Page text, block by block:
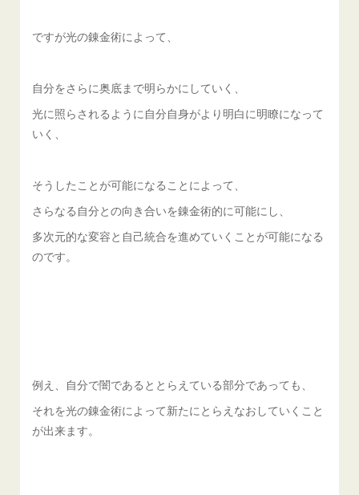
ですが光の錬金術によって、
自分をさらに奥底まで明らかにしていく、
光に照らされるように自分自身がより明白に明瞭になって
いく、
そうしたことが可能になることによって、
さらなる自分との向き合いを錬金術的に可能にし、
多次元的な変容と自己統合を進めていくことが可能になる
のです。
例え、自分で闇であるととらえている部分であっても、
それを光の錬金術によって新たにとらえなおしていくこと
が出来ます。